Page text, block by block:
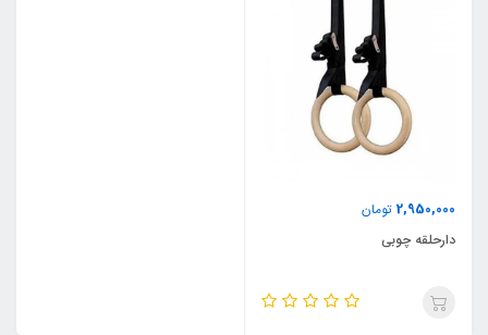
2,950,000 تومان
دارحلقه چوبی